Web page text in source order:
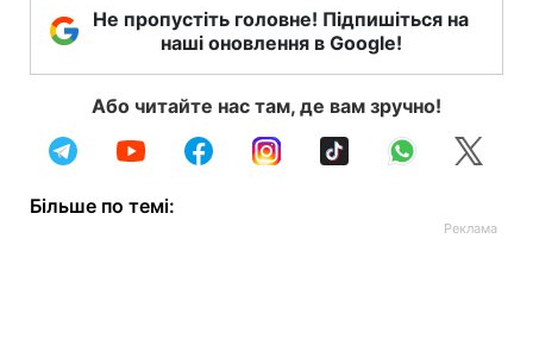
Не пропустіть головне! Підпишіться на
наші оновлення в Google!
Або читайте нас там, де вам зручно!
Більше по темі: